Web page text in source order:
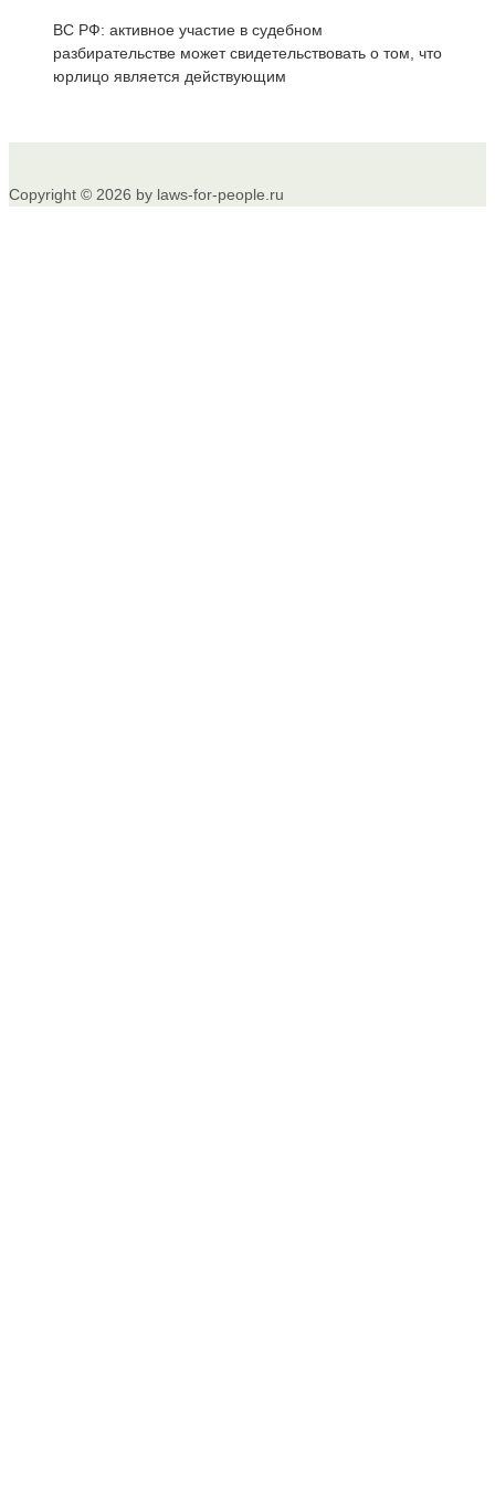
ВС РФ: активное участие в судебном
разбирательстве может свидетельствовать о том, что
юрлицо является действующим
Copyright © 2026 by laws-for-people.ru